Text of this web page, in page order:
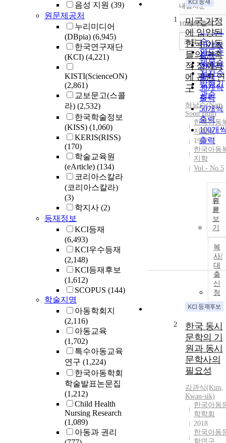
음성 지원 (39)
원문제공처
누리미디어
(DBpia) (6,945)
한국연구재단
(KCI) (4,221)
KISTI(ScienceON)
(2,861)
교보문고(스콜
라) (2,532)
한국학술정보
(KISS) (1,060)
KERIS(RISS)
(170)
학술교육원
(eArticle) (134)
코리아스칼라
(코리아스칼라)
(3)
학지사 (2)
등재정보
KCI등재
(6,493)
KCI우수등재
(2,148)
KCI등재후보
(1,612)
SCOPUS (144)
학술지명
아동학회지
(2,116)
아동교육
(1,702)
특수아동교육
연구 (1,224)
한국아동학회
학술발표논문집
(1,212)
Child Health
Nursing Research
(1,089)
아동과 권리
정확도
순
인기도
순
연도순
제목순
저자순
발행기
관순
내림차순
내림차
10개씩 출력
10개씩
출력
20개씩
출력
30개씩
출력
50개씩
출력
100개
출력
조회
1
미국 가정
에 입양된
한국 아동
들의 민족
적 정체감
에 관한 연
구
허남순(Nam
Soon Huh)
한국아동
지학회
1997
한국아동
지학
Vol.- No.5
원
문
보
기
복
사/
대
출
신
청
2
한국 동시
문학의 기
원과 동시
문학사의
필요성
김관식(Kim,
Kwan-sik)
한국아동
학학회
2018
한국아동
학연구